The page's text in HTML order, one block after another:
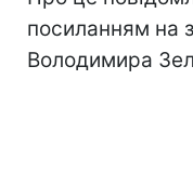
посиланням на
Володимира